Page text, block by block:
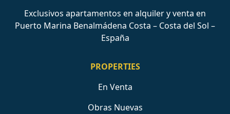
Exclusivos apartamentos en alquiler y venta en
Puerto Marina Benalmádena Costa – Costa del Sol –
España
PROPERTIES
En Venta
Obras Nuevas